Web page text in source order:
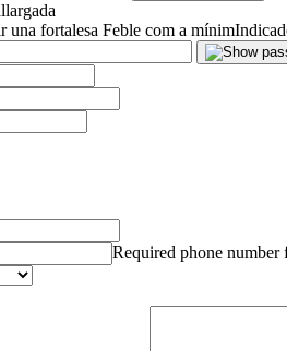
una fortalesa Feble com a mínim
Required phone number